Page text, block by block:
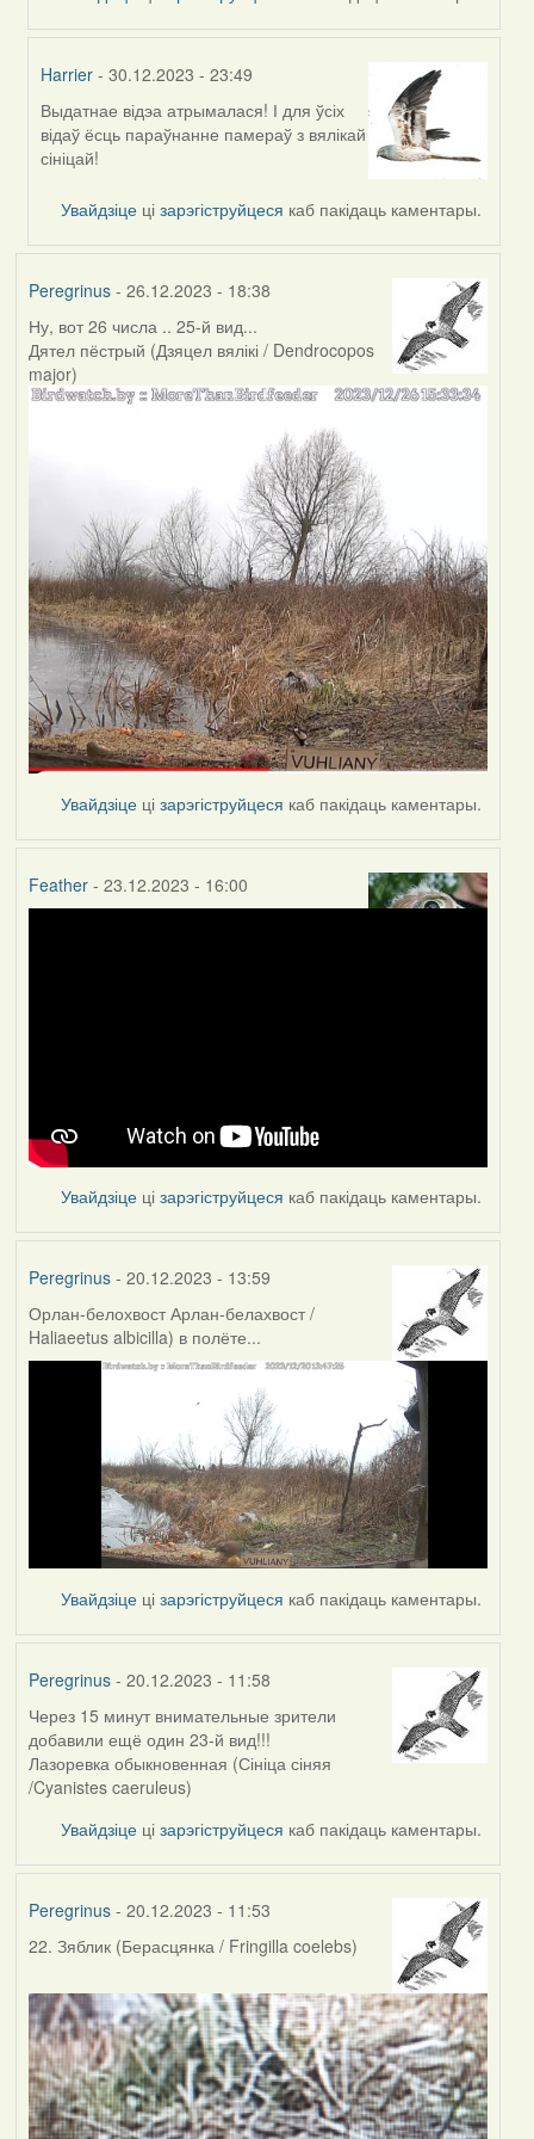
Harrier - 30.12.2023 - 23:49
In
reply
to
Feather
Выдатнае відэа атрымалася! І для ўсіх
відаў ёсць параўнанне памераў з вялікай
сініцай!
Увайдзіце цізарэгіструйцеся каб пакідаць каментары.
Peregrinus- 26.12.2023 - 18:38
Ну, вот 26 числа .. 25-й вид...
Дятел пёстрый (Дзяцел вялікі / Dendrocopos
major)
Увайдзіце цізарэгіструйцеся каб пакідаць каментары.
Feather- 23.12.2023 - 16:00
Увайдзіце цізарэгіструйцеся каб пакідаць каментары.
Peregrinus- 20.12.2023 - 13:59
Орлан-белохвост Арлан-белахвост /
Haliaeetus albicilla) в полёте...
Увайдзіце цізарэгіструйцеся каб пакідаць каментары.
Peregrinus- 20.12.2023 - 11:58
Через 15 минут внимательные зрители
добавили ещё один 23-й вид!!!
Лазоревка обыкновенная (Сініца сіняя
/Cyanistes caeruleus)
Увайдзіце цізарэгіструйцеся каб пакідаць каментары.
Peregrinus- 20.12.2023 - 11:53
22. Зяблик (Берасцянка / Fringilla coelebs)